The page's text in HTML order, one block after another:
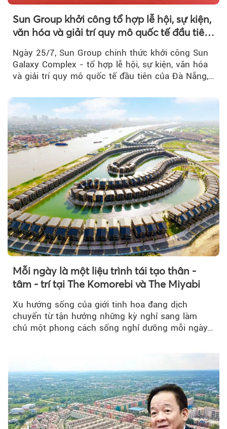
Sun Group khởi công tổ hợp lễ hội, sự kiện,
văn hóa và giải trí quy mô quốc tế đầu tiên
Ngày 25/7, Sun Group chính thức khởi công Sun
Galaxy Complex - tổ hợp lễ hội, sự kiện, văn hóa
và giải trí quy mô quốc tế đầu tiên của Đà Nẵng,…
Mỗi ngày là một liệu trình tái tạo thân -
tâm - trí tại The Komorebi và The Miyabi
Xu hướng sống của giới tinh hoa đang dịch
chuyển từ tận hưởng những kỳ nghỉ sang làm
chủ một phong cách sống nghỉ dưỡng mỗi ngày…